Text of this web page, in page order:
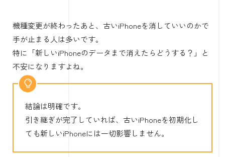
機種変更が終わったあと、古いiPhoneを消していいのかで
手が止まる人は多いです。
特に「新しいiPhoneのデータまで消えたらどうする？」と
不安になりますよね。
結論は明確です。
引き継ぎが完了していれば、古いiPhoneを初期化し
ても新しいiPhoneには一切影響しません。